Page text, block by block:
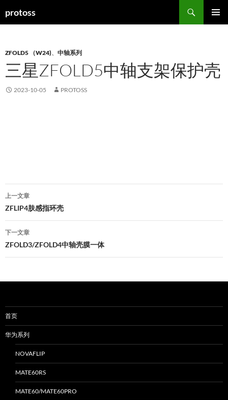
protoss
索
文
ZFOLD5 （W24)、 中轴系列
三星ZFOLD5中轴支架保护壳
2023-10-05 PROTOSS
文
章
导
航
上一文章
ZFLIP4肤感指环壳
下一文章
ZFOLD3/ZFOLD4中轴壳膜一体
首页
华为系列
NOVAFLIP
MATE60RS
MATE60/MATE60PRO